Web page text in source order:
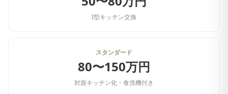
I型キッチン交換
スタンダード
80〜150万円
対面キッチン化・食洗機付き